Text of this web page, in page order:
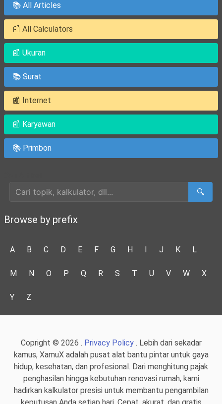
📚 All Articles
📰 All Calculators
📰 Ukuran
📚 Surat
📰 Internet
📰 Karyawan
📚 Primbon
🔍
Browse by prefix
A B C D E F G H I J K L
M N O P Q R S T U V W X
Y Z
Copright © 2026 . Privacy Policy. Lebih dari sekadar
kamus, XamuX adalah pusat alat bantu pintar untuk gaya
hidup, kesehatan, dan profesional. Dari menghitung pajak
penghasilan hingga kebutuhan renovasi rumah, kami
hadirkan kalkulator presisi untuk membantu pengambilan